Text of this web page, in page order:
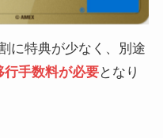
に特典が少なく、別途
行手数料が必要となり